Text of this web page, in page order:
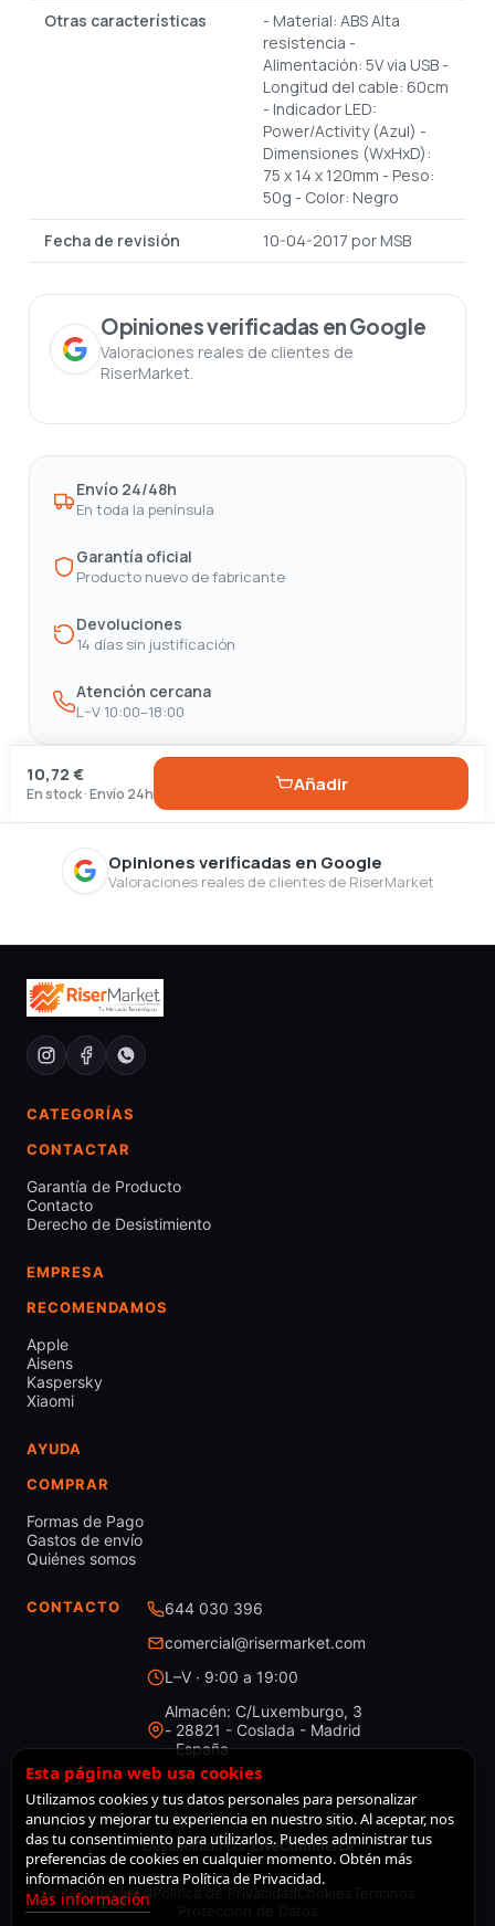
Otras características
- Material: ABS Alta
resistencia -
Alimentación: 5V via USB -
Longitud del cable: 60cm
- Indicador LED:
Power/Activity (Azul) -
Dimensiones (WxHxD):
75 x 14 x 120mm - Peso:
50g - Color: Negro
Fecha de revisión 10-04-2017 por MSB
Opiniones verificadas en Google
Valoraciones reales de clientes de
RiserMarket.
Envío 24/48h
En toda la península
Garantía oficial
Producto nuevo de fabricante
Devoluciones
14 días sin justificación
Atención cercana
L–V 10:00–18:00
10,72 €
En stock · Envío 24h Añadir
Opiniones verificadas en Google
Valoraciones reales de clientes de RiserMarket
CATEGORÍAS
CONTACTAR
Garantía de Producto
Contacto
Derecho de Desistimiento
EMPRESA
RECOMENDAMOS
Apple
Aisens
Kaspersky
Xiaomi
AYUDA
COMPRAR
Formas de Pago
Gastos de envío
Quiénes somos
CONTACTO
644 030 396
comercial@risermarket.com
L–V · 9:00 a 19:00
Almacén: C/Luxemburgo, 3
- 28821 - Coslada - Madrid
- España
© 2026 RiserMarket · Todos los derechos reservados
Desarrollado porLiveCommerce
Aviso legal
Esta página web usa cookies
Utilizamos cookies y tus datos personales para personalizar
anuncios y mejorar tu experiencia en nuestro sitio. Al aceptar, nos
das tu consentimiento para utilizarlos. Puedes administrar tus
preferencias de cookies en cualquier momento. Obtén más
información en nuestra Política de Privacidad.
Más información